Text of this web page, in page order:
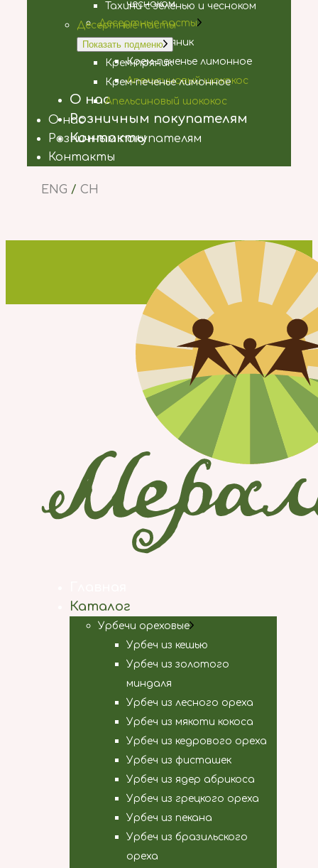
чесноком
Десертные пасты
Крем-пряник
Крем-печенье лимонное
Апельсиновый шококос
О нас
Розничным покупателям
Контакты
ENG / CH
Каталог
Урбечи ореховые
Урбеч из кешью
Урбеч из золотого
миндаля
Урбеч из лесного ореха
Урбеч из мякоти кокоса
Урбеч из кедрового ореха
Урбеч из фисташек
Урбеч из ядер абрикоса
Урбеч из грецкого ореха
Урбеч из пекана
Урбеч из бразильского
ореха
Тахини с зеленью и чесноком
Десертные пасты
Показать подменю
Крем-пряник
Крем-печенье лимонное
Апельсиновый шококос
О нас
Розничным покупателям
Контакты